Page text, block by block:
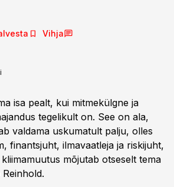
Vihja
isa pealt, kui mitmekülgne ja
tegelikult on. See on ala,
valdama uskumatult palju, olles
finantsjuht, ilmavaatleja ja riskijuht,
mõjutab otseselt tema